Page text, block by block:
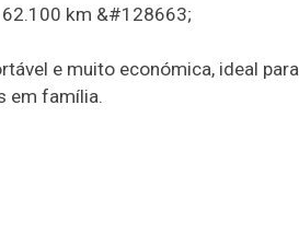
km &#128663;
e muito económica, ideal para
em família.